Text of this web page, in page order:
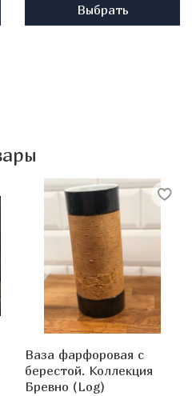
Выбрать
Ваза фарфоровая с
берестой. Коллекция
Бревно (Log)